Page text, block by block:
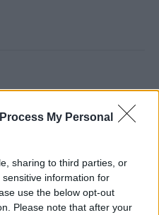
My Personal
sharing to third parties, or
information for
use the below opt-out
Please note that after your